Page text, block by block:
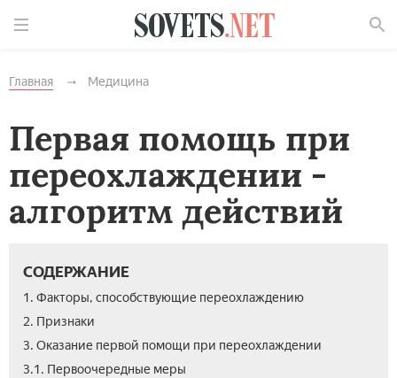
Главная Медицина
Первая помощь при
переохлаждении -
алгоритм действий
СОДЕРЖАНИЕ
1. Факторы, способствующие переохлаждению
2. Признаки
3. Оказание первой помощи при переохлаждении
3.1. Первоочередные меры